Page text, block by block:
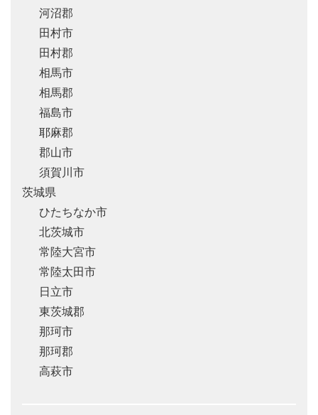
河沼郡
田村市
田村郡
相馬市
相馬郡
福島市
耶麻郡
郡山市
須賀川市
茨城県
ひたちなか市
北茨城市
常陸大宮市
常陸太田市
日立市
東茨城郡
那珂市
那珂郡
高萩市